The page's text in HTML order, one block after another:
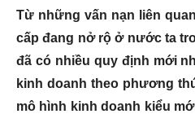
Từ những vấn nạn liên
cấp đang nở rộ ở nước ta
đã có nhiều quy định mới
kinh doanh theo phương
mô hình kinh doanh kiểu